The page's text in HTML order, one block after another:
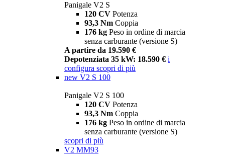
Panigale V2 S
120 CV Potenza
93,3 Nm Coppia
176 kg Peso in ordine di marcia
senza carburante (versione S)
A partire da 19.590 €
Depotenziata 35 kW: 18.590 € i
configura scopri di più
new V2 S 100
Panigale V2 S 100
120 CV Potenza
93,3 Nm Coppia
176 kg Peso in ordine di marcia
senza carburante (versione S)
scopri di più
V2 MM93